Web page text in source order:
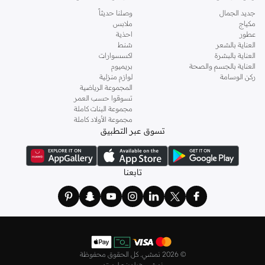
مريحة، بما في ذلك الدفع عند الاستلام، لتجعل تجربة التسوق الخاصة بك سلسة.
تسوق تشكيلة أحذية كونفرس للأطفال اليوم ودع طفلك ينطلق بأناقة وراحة.
جديد الجمال
مكياج
عطور
العناية بالشعر
العناية بالبشرة
العناية بالجسم والصحة
ركن الوسامة
وصلنا حديثاً
ملابس
احذية
شنط
اكسسوارات
بريميوم
لوازم منزلية
المجموعة الرياضية
تسوقوا حسب العمر
مجموعة البنات كاملة
مجموعة الأولاد كاملة
تسوق عبر التطبيق
تابعنا
© 2026 نمشي. كل الحقوق محفوظة